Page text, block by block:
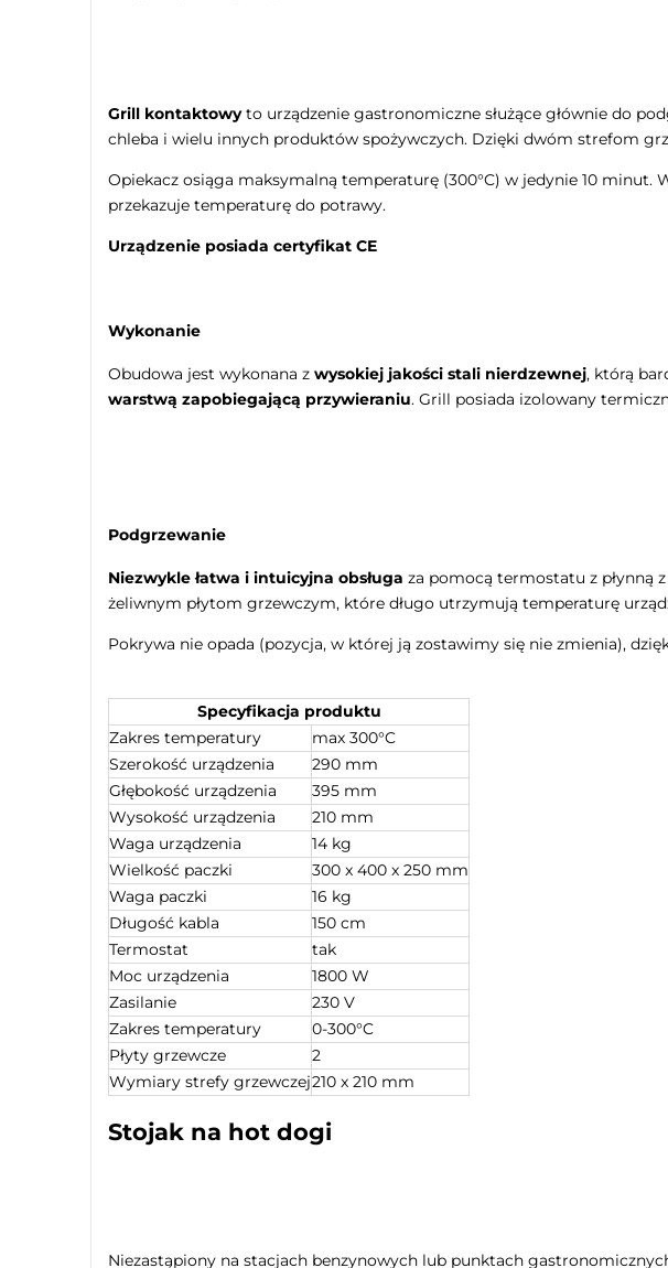
Grill kontaktowyto urządzenie gastronomiczne służące głównie do
chleba i wielu innych produktów spożywczych. Dzięki dwóm strefom
Opiekacz osiąga maksymalną temperaturę (300°C) w jedynie 10
przekazuje temperaturę do potrawy.
Urządzenie posiada certyfikat CE
Wykonanie
Obudowa jest wykonana z wysokiej jakości stali nierdzewnej, którą
warstwą zapobiegającą przywieraniu. Grill posiada izolowany
Podgrzewanie
Niezwykle łatwa i intuicyjna obsługa za pomocą termostatu z płynną
żeliwnym płytom grzewczym, które długo utrzymują temperaturę
Pokrywa nie opada (pozycja, w której ją zostawimy się nie zmienia),
Specyfikacja produktu
Zakres temperatury
max 300°C
Szerokość urządzenia
290 mm
Głębokość urządzenia
395 mm
Wysokość urządzenia
210 mm
Waga urządzenia
14 kg
Wielkość paczki
300 x 400 x 250 mm
Waga paczki
16 kg
Długość kabla
150 cm
Termostat
tak
Moc urządzenia
1800 W
Zasilanie
230 V
Zakres temperatury
0-300°C
Płyty grzewcze
2
Wymiary strefy grzewczej210 x 210 mm
Stojak na hot dogi
Niezastąpiony na stacjach benzynowych lub punktach